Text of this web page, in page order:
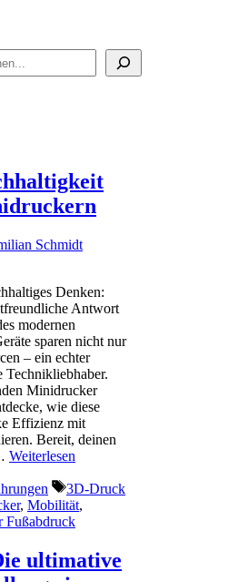
Schmidt
Denken:
Antwort
modernen
sparen nicht nur
– ein echter
Technikliebhaber.
Minidrucker
wie diese
Effizienz mit
Bereit, deinen
Weiterlesen
Schlagwörter
3D-Druck
, Mobilität,
Fußabdruck
ultimative